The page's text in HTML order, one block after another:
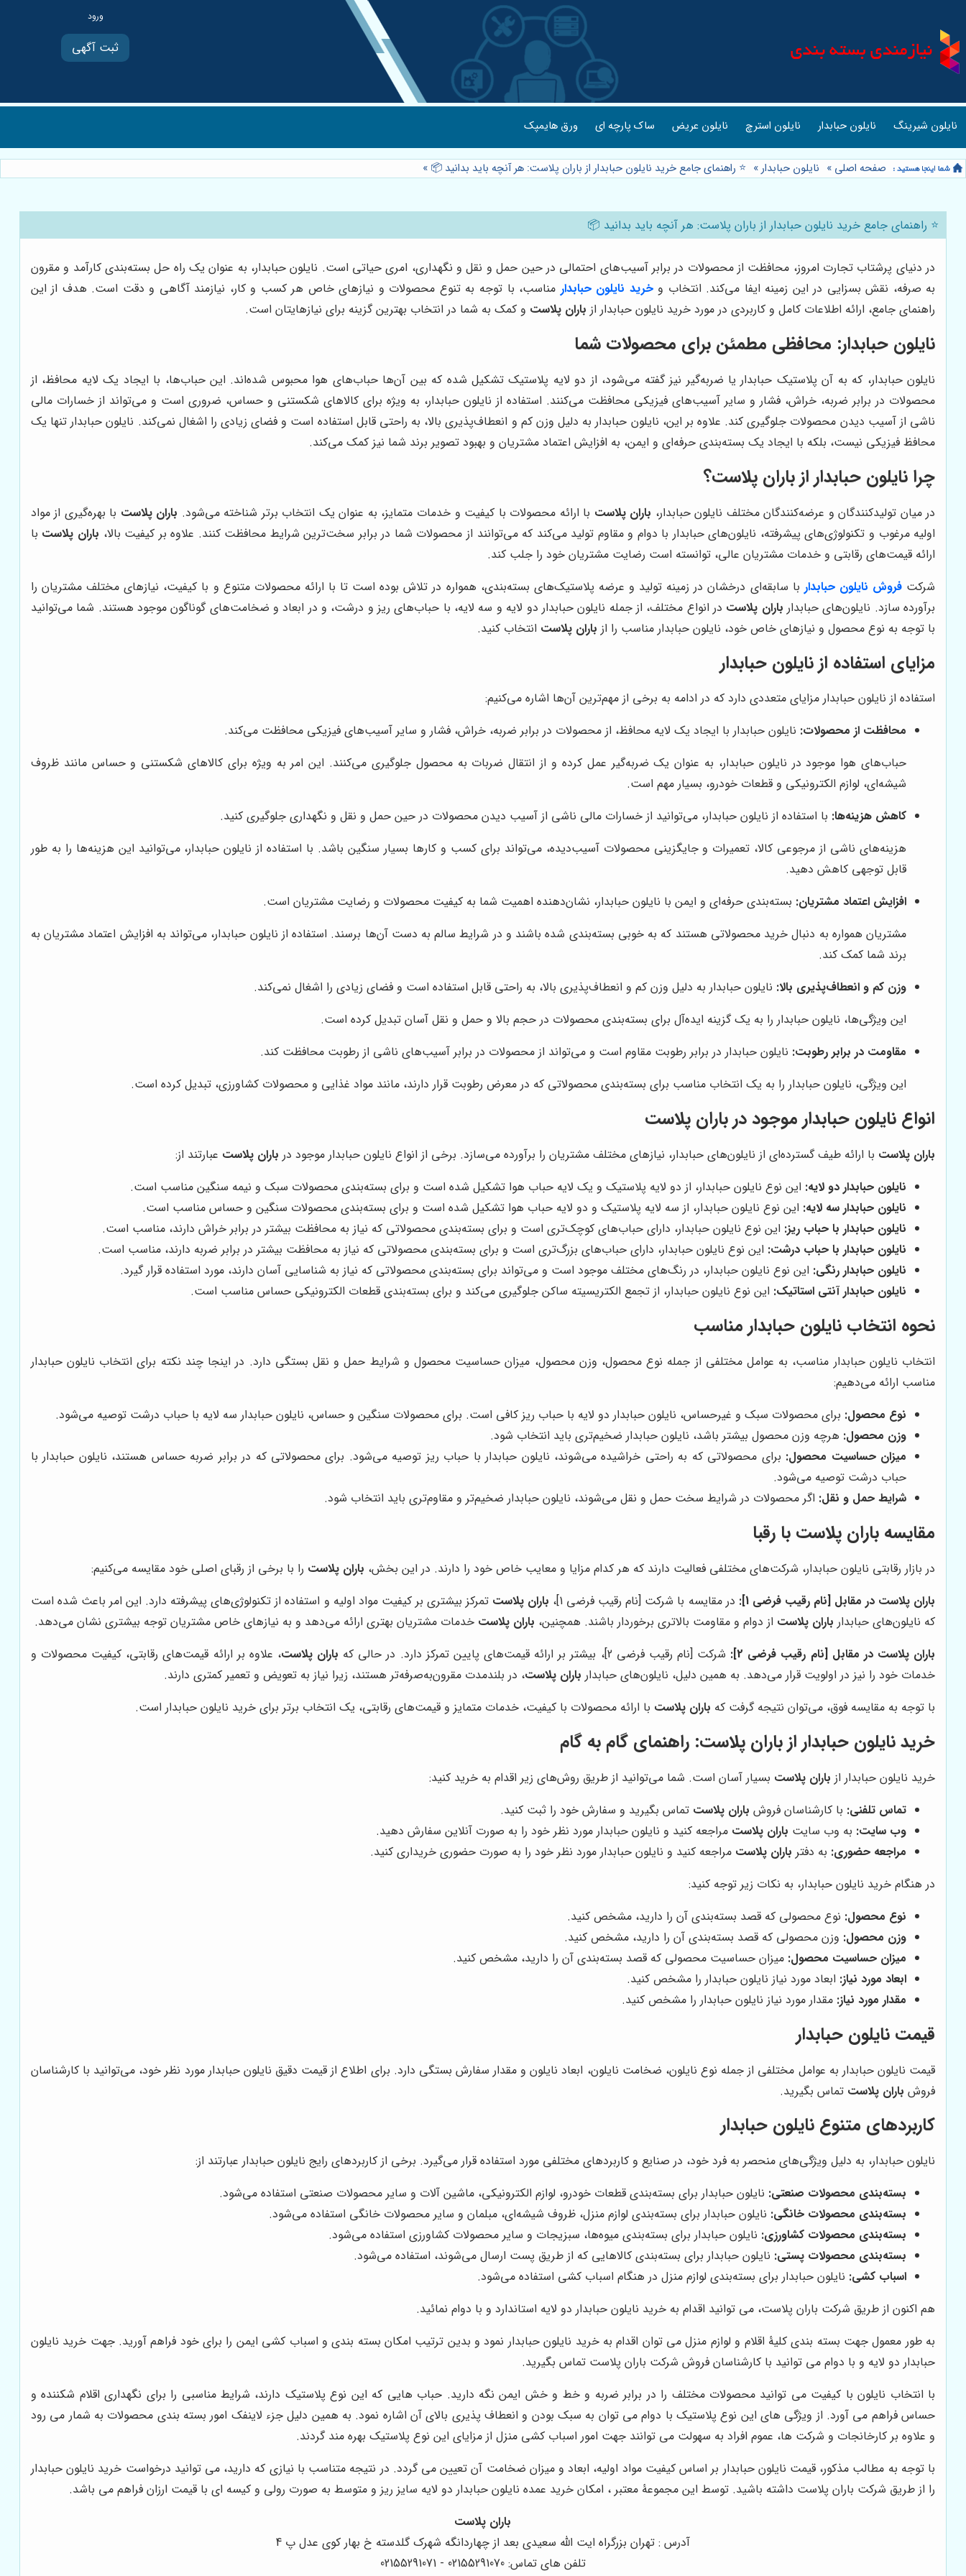
ثبت آگهی
نایلون شیرینگ نایلون حبابدار نایلون استرچ نایلون عریض ساک پارچه ای ورق هایمپک
صفحه اصلی » نایلون حبابدار» ⭐️ راهنمای جامع خرید نایلون حبابدار از باران پلاست: هر آنچه باید بدانید 📦 »
⭐️ راهنمای جامع خرید نایلون حبابدار از باران پلاست: هر آنچه باید بدانید 📦
در دنیای پرشتاب تجارت امروز، محافظت از محصولات در برابر آسیب‌های احتمالی در حین حمل و نقل و نگهداری، امری حیاتی است. نایلون حبابدار، به عنوان یک راه حل بسته‌بندی کارآمد و مقرون
به صرفه، نقش بسزایی در این زمینه ایفا می‌کند. انتخاب وخرید نایلون حبابدار مناسب، با توجه به تنوع محصولات و نیازهای خاص هر کسب و کار، نیازمند آگاهی و دقت است. هدف از این
راهنمای جامع، ارائه اطلاعات کامل و کاربردی در مورد خرید نایلون حبابدار از باران پلاست و کمک به شما در انتخاب بهترین گزینه برای نیازهایتان است.
نایلون حبابدار: محافظی مطمئن برای محصولات شما
نایلون حبابدار، که به آن پلاستیک حبابدار یا ضربه‌گیر نیز گفته می‌شود، از دو لایه پلاستیک تشکیل شده که بین آن‌ها حباب‌های هوا محبوس شده‌اند. این حباب‌ها، با ایجاد یک لایه محافظ، از
محصولات در برابر ضربه، خراش، فشار و سایر آسیب‌های فیزیکی محافظت می‌کنند. استفاده از نایلون حبابدار، به ویژه برای کالاهای شکستنی و حساس، ضروری است و می‌تواند از خسارات مالی
ناشی از آسیب دیدن محصولات جلوگیری کند. علاوه بر این، نایلون حبابدار به دلیل وزن کم و انعطاف‌پذیری بالا، به راحتی قابل استفاده است و فضای زیادی را اشغال نمی‌کند. نایلون حبابدار تنها یک
محافظ فیزیکی نیست، بلکه با ایجاد یک بسته‌بندی حرفه‌ای و ایمن، به افزایش اعتماد مشتریان و بهبود تصویر برند شما نیز کمک می‌کند.
چرا نایلون حبابدار از باران پلاست؟
در میان تولیدکنندگان و عرضه‌کنندگان مختلف نایلون حبابدار، باران پلاست با ارائه محصولات با کیفیت و خدمات متمایز، به عنوان یک انتخاب برتر شناخته می‌شود. باران پلاست با بهره‌گیری از مواد
اولیه مرغوب و تکنولوژی‌های پیشرفته، نایلون‌های حبابدار با دوام و مقاوم تولید می‌کند که می‌توانند از محصولات شما در برابر سخت‌ترین شرایط محافظت کنند. علاوه بر کیفیت بالا، باران پلاست با
ارائه قیمت‌های رقابتی و خدمات مشتریان عالی، توانسته است رضایت مشتریان خود را جلب کند.
شرکت فروش نایلون حبابدار با سابقه‌ای درخشان در زمینه تولید و عرضه پلاستیک‌های بسته‌بندی، همواره در تلاش بوده است تا با ارائه محصولات متنوع و با کیفیت، نیازهای مختلف مشتریان را
برآورده سازد. نایلون‌های حبابدار باران پلاست در انواع مختلف، از جمله نایلون حبابدار دو لایه و سه لایه، با حباب‌های ریز و درشت، و در ابعاد و ضخامت‌های گوناگون موجود هستند. شما می‌توانید
با توجه به نوع محصول و نیازهای خاص خود، نایلون حبابدار مناسب را از باران پلاست انتخاب کنید.
مزایای استفاده از نایلون حبابدار
استفاده از نایلون حبابدار مزایای متعددی دارد که در ادامه به برخی از مهم‌ترین آن‌ها اشاره می‌کنیم:
محافظت از محصولات: نایلون حبابدار با ایجاد یک لایه محافظ، از محصولات در برابر ضربه، خراش، فشار و سایر آسیب‌های فیزیکی محافظت می‌کند.
حباب‌های هوا موجود در نایلون حبابدار، به عنوان یک ضربه‌گیر عمل کرده و از انتقال ضربات به محصول جلوگیری می‌کنند. این امر به ویژه برای کالاهای شکستنی و حساس مانند ظروف
شیشه‌ای، لوازم الکترونیکی و قطعات خودرو، بسیار مهم است.
کاهش هزینه‌ها: با استفاده از نایلون حبابدار، می‌توانید از خسارات مالی ناشی از آسیب دیدن محصولات در حین حمل و نقل و نگهداری جلوگیری کنید.
هزینه‌های ناشی از مرجوعی کالا، تعمیرات و جایگزینی محصولات آسیب‌دیده، می‌تواند برای کسب و کارها بسیار سنگین باشد. با استفاده از نایلون حبابدار، می‌توانید این هزینه‌ها را به طور
قابل توجهی کاهش دهید.
افزایش اعتماد مشتریان: بسته‌بندی حرفه‌ای و ایمن با نایلون حبابدار، نشان‌دهنده اهمیت شما به کیفیت محصولات و رضایت مشتریان است.
مشتریان همواره به دنبال خرید محصولاتی هستند که به خوبی بسته‌بندی شده باشند و در شرایط سالم به دست آن‌ها برسند. استفاده از نایلون حبابدار، می‌تواند به افزایش اعتماد مشتریان به
برند شما کمک کند.
وزن کم و انعطاف‌پذیری بالا: نایلون حبابدار به دلیل وزن کم و انعطاف‌پذیری بالا، به راحتی قابل استفاده است و فضای زیادی را اشغال نمی‌کند.
این ویژگی‌ها، نایلون حبابدار را به یک گزینه ایده‌آل برای بسته‌بندی محصولات در حجم بالا و حمل و نقل آسان تبدیل کرده است.
مقاومت در برابر رطوبت: نایلون حبابدار در برابر رطوبت مقاوم است و می‌تواند از محصولات در برابر آسیب‌های ناشی از رطوبت محافظت کند.
این ویژگی، نایلون حبابدار را به یک انتخاب مناسب برای بسته‌بندی محصولاتی که در معرض رطوبت قرار دارند، مانند مواد غذایی و محصولات کشاورزی، تبدیل کرده است.
انواع نایلون حبابدار موجود در باران پلاست
باران پلاست با ارائه طیف گسترده‌ای از نایلون‌های حبابدار، نیازهای مختلف مشتریان را برآورده می‌سازد. برخی از انواع نایلون حبابدار موجود در باران پلاست عبارتند از:
نایلون حبابدار دو لایه: این نوع نایلون حبابدار، از دو لایه پلاستیک و یک لایه حباب هوا تشکیل شده است و برای بسته‌بندی محصولات سبک و نیمه سنگین مناسب است.
نایلون حبابدار سه لایه: این نوع نایلون حبابدار، از سه لایه پلاستیک و دو لایه حباب هوا تشکیل شده است و برای بسته‌بندی محصولات سنگین و حساس مناسب است.
نایلون حبابدار با حباب ریز: این نوع نایلون حبابدار، دارای حباب‌های کوچک‌تری است و برای بسته‌بندی محصولاتی که نیاز به محافظت بیشتر در برابر خراش دارند، مناسب است.
نایلون حبابدار با حباب درشت: این نوع نایلون حبابدار، دارای حباب‌های بزرگ‌تری است و برای بسته‌بندی محصولاتی که نیاز به محافظت بیشتر در برابر ضربه دارند، مناسب است.
نایلون حبابدار رنگی: این نوع نایلون حبابدار، در رنگ‌های مختلف موجود است و می‌تواند برای بسته‌بندی محصولاتی که نیاز به شناسایی آسان دارند، مورد استفاده قرار گیرد.
نایلون حبابدار آنتی استاتیک: این نوع نایلون حبابدار، از تجمع الکتریسیته ساکن جلوگیری می‌کند و برای بسته‌بندی قطعات الکترونیکی حساس مناسب است.
نحوه انتخاب نایلون حبابدار مناسب
انتخاب نایلون حبابدار مناسب، به عوامل مختلفی از جمله نوع محصول، وزن محصول، میزان حساسیت محصول و شرایط حمل و نقل بستگی دارد. در اینجا چند نکته برای انتخاب نایلون حبابدار
مناسب ارائه می‌دهیم:
نوع محصول: برای محصولات سبک و غیرحساس، نایلون حبابدار دو لایه با حباب ریز کافی است. برای محصولات سنگین و حساس، نایلون حبابدار سه لایه با حباب درشت توصیه می‌شود.
وزن محصول: هرچه وزن محصول بیشتر باشد، نایلون حبابدار ضخیم‌تری باید انتخاب شود.
میزان حساسیت محصول: برای محصولاتی که به راحتی خراشیده می‌شوند، نایلون حبابدار با حباب ریز توصیه می‌شود. برای محصولاتی که در برابر ضربه حساس هستند، نایلون حبابدار با
حباب درشت توصیه می‌شود.
شرایط حمل و نقل: اگر محصولات در شرایط سخت حمل و نقل می‌شوند، نایلون حبابدار ضخیم‌تر و مقاوم‌تری باید انتخاب شود.
مقایسه باران پلاست با رقبا
در بازار رقابتی نایلون حبابدار، شرکت‌های مختلفی فعالیت دارند که هر کدام مزایا و معایب خاص خود را دارند. در این بخش، باران پلاست را با برخی از رقبای اصلی خود مقایسه می‌کنیم:
باران پلاست در مقابل [نام رقیب فرضی 1]:
در مقایسه با شرکت [نام رقیب فرضی 1]، باران پلاست تمرکز بیشتری بر کیفیت مواد اولیه و استفاده از تکنولوژی‌های پیشرفته دارد. این امر باعث شده است
که نایلون‌های حبابدار باران پلاست از دوام و مقاومت بالاتری برخوردار باشند. همچنین، باران پلاست خدمات مشتریان بهتری ارائه می‌دهد و به نیازهای خاص مشتریان توجه بیشتری نشان می‌دهد.
باران پلاست در مقابل [نام رقیب فرضی 2]:
شرکت [نام رقیب فرضی 2]، بیشتر بر ارائه قیمت‌های پایین تمرکز دارد. در حالی که باران پلاست، علاوه بر ارائه قیمت‌های رقابتی، کیفیت محصولات و
خدمات خود را نیز در اولویت قرار می‌دهد. به همین دلیل، نایلون‌های حبابدار باران پلاست، در بلندمدت مقرون‌به‌صرفه‌تر هستند، زیرا نیاز به تعویض و تعمیر کمتری دارند.
با توجه به مقایسه فوق، می‌توان نتیجه گرفت که باران پلاست با ارائه محصولات با کیفیت، خدمات متمایز و قیمت‌های رقابتی، یک انتخاب برتر برای خرید نایلون حبابدار است.
خرید نایلون حبابدار از باران پلاست: راهنمای گام به گام
خرید نایلون حبابدار از باران پلاست بسیار آسان است. شما می‌توانید از طریق روش‌های زیر اقدام به خرید کنید:
تماس تلفنی: با کارشناسان فروش باران پلاست تماس بگیرید و سفارش خود را ثبت کنید.
وب سایت: به وب سایت باران پلاست مراجعه کنید و نایلون حبابدار مورد نظر خود را به صورت آنلاین سفارش دهید.
مراجعه حضوری: به دفتر باران پلاست مراجعه کنید و نایلون حبابدار مورد نظر خود را به صورت حضوری خریداری کنید.
در هنگام خرید نایلون حبابدار، به نکات زیر توجه کنید:
نوع محصول: نوع محصولی که قصد بسته‌بندی آن را دارید، مشخص کنید.
وزن محصول: وزن محصولی که قصد بسته‌بندی آن را دارید، مشخص کنید.
میزان حساسیت محصول: میزان حساسیت محصولی که قصد بسته‌بندی آن را دارید، مشخص کنید.
ابعاد مورد نیاز: ابعاد مورد نیاز نایلون حبابدار را مشخص کنید.
مقدار مورد نیاز: مقدار مورد نیاز نایلون حبابدار را مشخص کنید.
قیمت نایلون حبابدار
قیمت نایلون حبابدار به عوامل مختلفی از جمله نوع نایلون، ضخامت نایلون، ابعاد نایلون و مقدار سفارش بستگی دارد. برای اطلاع از قیمت دقیق نایلون حبابدار مورد نظر خود، می‌توانید با کارشناسان
فروش باران پلاست تماس بگیرید.
کاربردهای متنوع نایلون حبابدار
نایلون حبابدار، به دلیل ویژگی‌های منحصر به فرد خود، در صنایع و کاربردهای مختلفی مورد استفاده قرار می‌گیرد. برخی از کاربردهای رایج نایلون حبابدار عبارتند از:
بسته‌بندی محصولات صنعتی: نایلون حبابدار برای بسته‌بندی قطعات خودرو، لوازم الکترونیکی، ماشین آلات و سایر محصولات صنعتی استفاده می‌شود.
بسته‌بندی محصولات خانگی: نایلون حبابدار برای بسته‌بندی لوازم منزل، ظروف شیشه‌ای، مبلمان و سایر محصولات خانگی استفاده می‌شود.
بسته‌بندی محصولات کشاورزی: نایلون حبابدار برای بسته‌بندی میوه‌ها، سبزیجات و سایر محصولات کشاورزی استفاده می‌شود.
بسته‌بندی محصولات پستی: نایلون حبابدار برای بسته‌بندی کالاهایی که از طریق پست ارسال می‌شوند، استفاده می‌شود.
اسباب کشی: نایلون حبابدار برای بسته‌بندی لوازم منزل در هنگام اسباب کشی استفاده می‌شود.
هم اکنون از طریق شرکت باران پلاست، می توانید اقدام به خرید نایلون حبابدار دو لایه استاندارد و با دوام نمائید.
به طور معمول جهت بسته بندی کلیۀ اقلام و لوازم منزل می توان اقدام به خرید نایلون حبابدار نمود و بدین ترتیب امکان بسته بندی و اسباب کشی ایمن را برای خود فراهم آورید. جهت خرید نایلون
حبابدار دو لایه و با دوام می توانید با کارشناسان فروش شرکت باران پلاست تماس بگیرید.
با انتخاب نایلون با کیفیت می توانید محصولات مختلف را در برابر ضربه و خط و خش ایمن نگه دارید. حباب هایی که این نوع پلاستیک دارند، شرایط مناسبی را برای نگهداری اقلام شکننده و
حساس فراهم می آورد. از ویژگی های این نوع پلاستیک با دوام می توان به سبک بودن و انعطاف پذیری بالای آن اشاره نمود. به همین دلیل جزء لاینفک امور بسته بندی محصولات به شمار می رود
و علاوه بر کارخانجات و شرکت ها، عموم افراد به سهولت می توانند جهت امور اسباب کشی منزل از مزایای این نوع پلاستیک بهره مند گردند.
با توجه به مطالب مذکور، قیمت نایلون حبابدار بر اساس کیفیت مواد اولیه، ابعاد و میزان ضخامت آن تعیین می گردد. در نتیجه متناسب با نیازی که دارید، می توانید درخواست خرید نایلون حبابدار
را از طریق شرکت باران پلاست داشته باشید. توسط این مجموعۀ معتبر ، امکان خرید عمده نایلون حبابدار دو لایه سایز ریز و متوسط به صورت رولی و کیسه ای با قیمت ارزان فراهم می باشد.
باران پلاست
آدرس : تهران بزرگراه ایت الله سعیدی بعد از چهاردانگه شهرک گلدسته خ بهار کوی عدل پ 4
تلفن های تماس: 02155291070 - 02155291071